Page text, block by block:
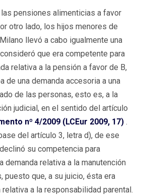
pensiones alimenticias a favor
otro lado, los hijos menores de
llevó a cabo igualmente una
que era competente para
relativa a la pensión a favor de B,
de una demanda accesoria a una
de las personas, esto es, a la
judicial, en el sentido del artículo
nº 4/2009 (LCEur 2009, 17) .
del artículo 3, letra d), de ese
su competencia para
demanda relativa a la manutención
puesto que, a su juicio, ésta era
a la responsabilidad parental.